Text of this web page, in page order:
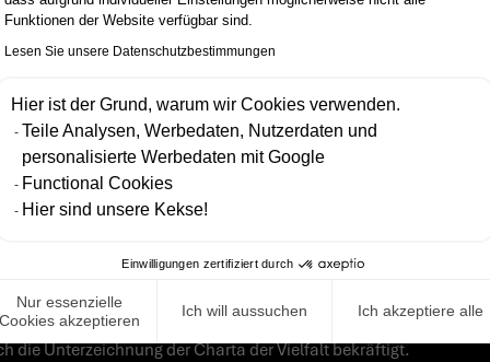
VORHABEN
KANNST
WOMIT DU
WER WIR SIND
der Gleichbehandlung und Nichtdiskriminierung. Die
Alter, Herkunft, persönliche Interessen, Religion,
Bereicherung. Diskriminierendes Verhalten wird von uns
die Unterzeichnung der Charta der Vielfalt bekräftigt.
Funktionen der Website verfügbar sind.
Lesen Sie unsere Datenschutzbestimmungen
Hier ist der Grund, warum wir Cookies verwenden.
Teile Analysen, Werbedaten, Nutzerdaten und
personalisierte Werbedaten mit Google
Functional Cookies
Hier sind unsere Kekse!
Einwilligungen zertifiziert durch
Nur essenzielle
Cookies akzeptieren
Ich will aussuchen Ich akzeptiere alle